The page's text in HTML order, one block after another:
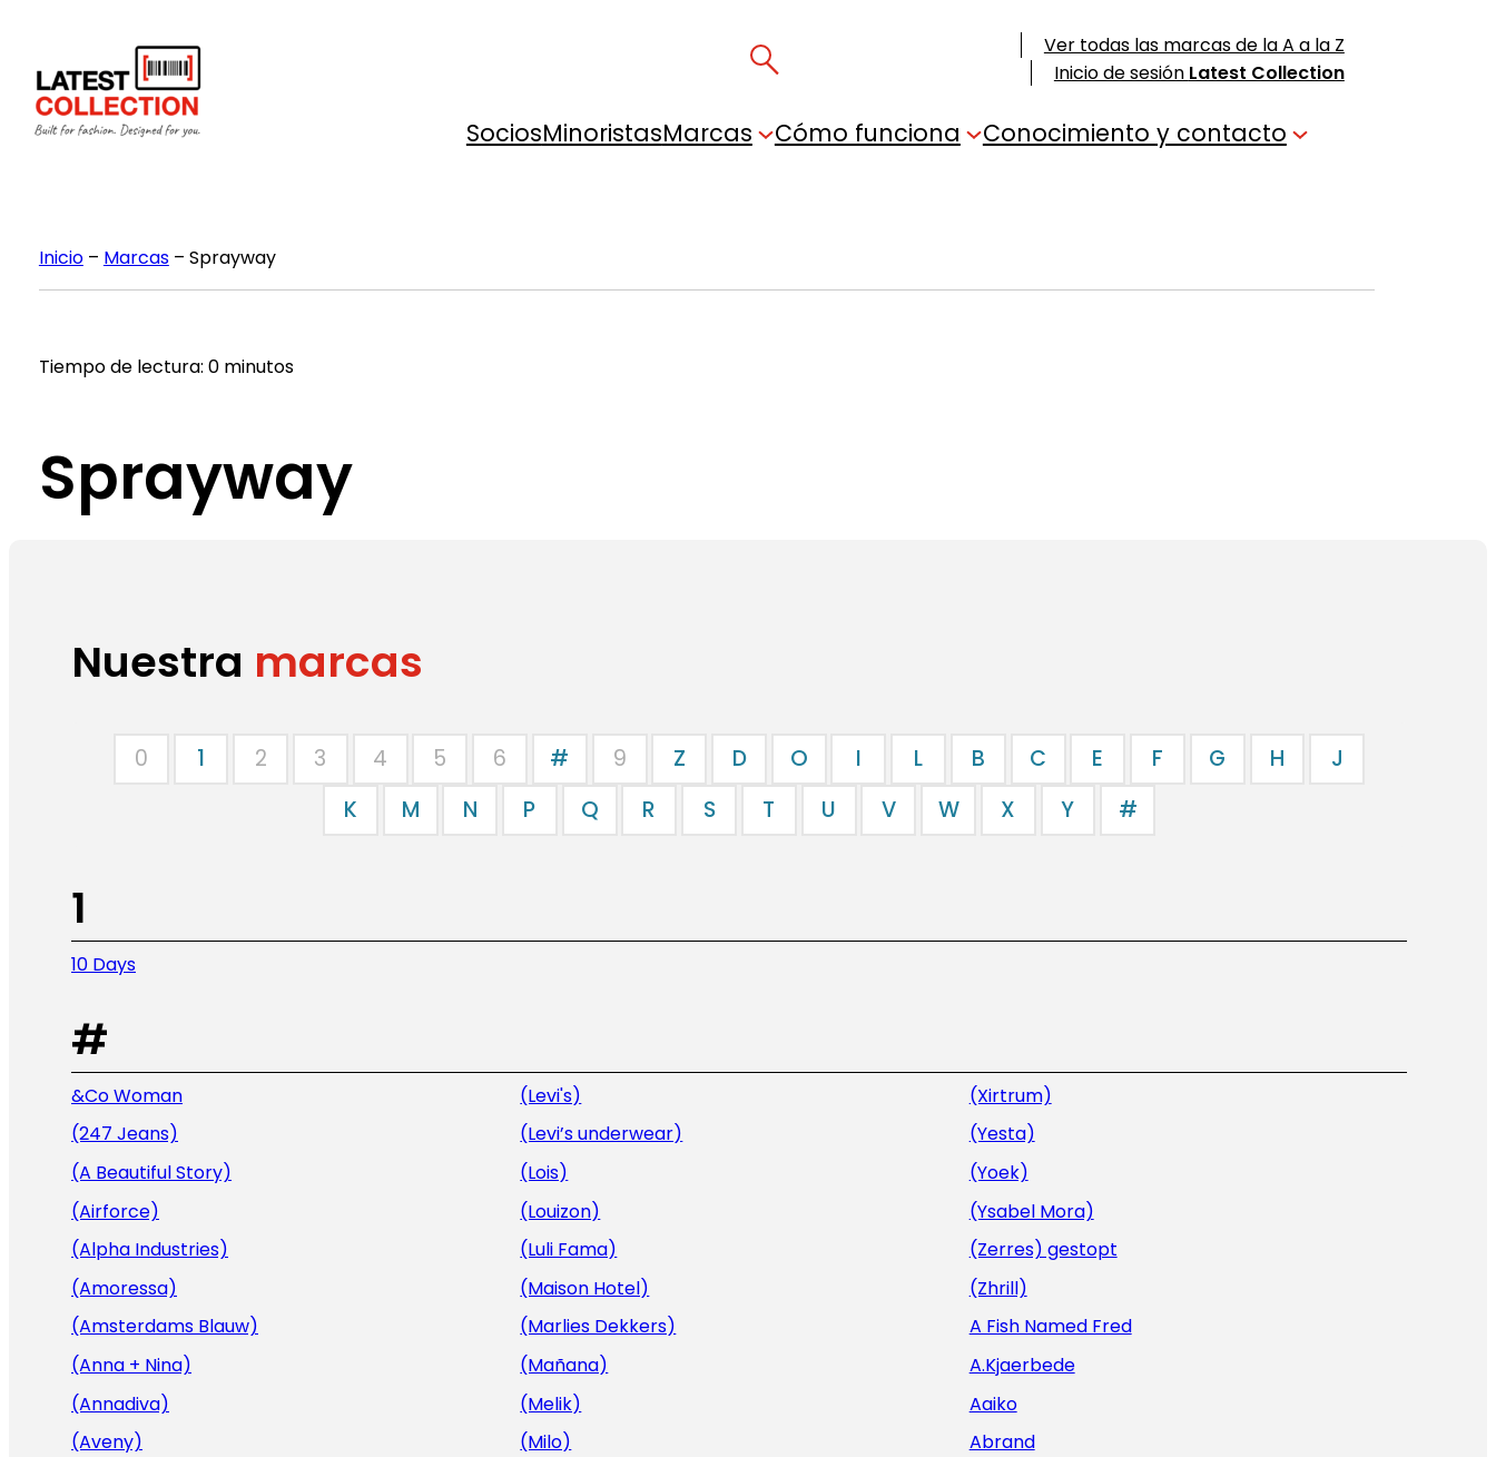
contenido
Ver todas las marcas de la A a la Z
Inicio de sesión Latest Collection
SociosMinoristasMarcas Cómo funciona Conocimiento y contacto
Inicio– Marcas– Sprayway
Tiempo de lectura: 0 minutos
Sprayway
Nuestra marcas
0 1 2 3 4 5 6 # 9 Z D O I L B C E F G H
J
K
M N P Q R S T U V W X Y #
1
10 Days
#
&Co Woman
(247 Jeans)
(A Beautiful Story)
(Airforce)
(Alpha Industries)
(Amoressa)
(Amsterdams Blauw)
(Anna + Nina)
(Annadiva)
(Aveny)
(Levi's)
(Levi’s underwear)
(Lois)
(Louizon)
(Luli Fama)
(Maison Hotel)
(Marlies Dekkers)
(Mañana)
(Melik)
(Milo)
(Xirtrum)
(Yesta)
(Yoek)
(Ysabel Mora)
(Zerres) gestopt
(Zhrill)
A Fish Named Fred
A.Kjaerbede
Aaiko
Abrand